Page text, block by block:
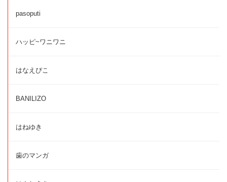
pasoputi
ハッピ~ワニワニ
はなえぴこ
BANILIZO
はねゆき
歯のマンガ